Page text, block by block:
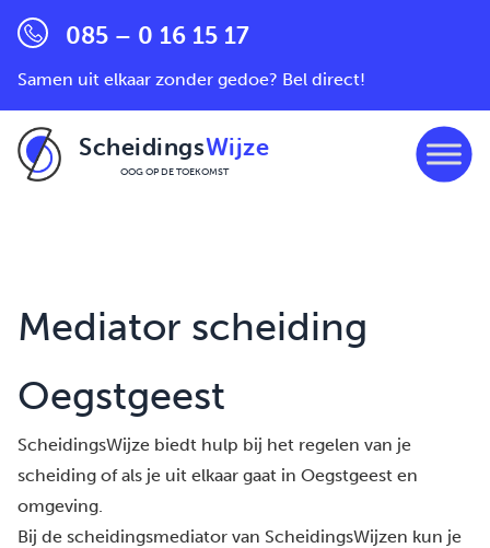
085 – 0 16 15 17
Samen uit elkaar zonder gedoe? Bel direct!
ScheidingsWijze
OOG OP DE TOEKOMST
Mediator scheiding
Oegstgeest
ScheidingsWijze biedt hulp bij het regelen van je
scheiding of als je uit elkaar gaat in Oegstgeest en
omgeving.
Bij de scheidingsmediator van ScheidingsWijzen kun je